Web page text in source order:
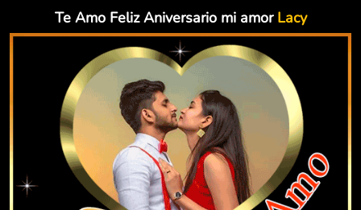
Te Amo Feliz Aniversario mi amor Lacy